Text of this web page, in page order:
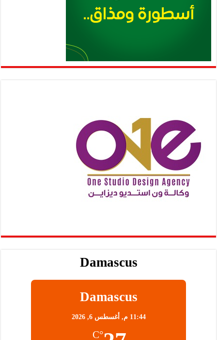
Damascus
Damascus
11:44 م, أغسطس 6, 2026
°C